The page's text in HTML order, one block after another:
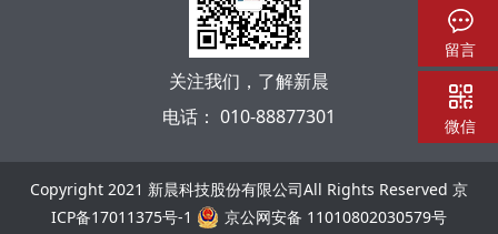
关注我们，了解新晨
电话： 010-88877301
Copyright 2021 新晨科技股份有限公司All Rights Reserved 京
ICP备17011375号-1
京公网安备 11010802030579号
留言
微信